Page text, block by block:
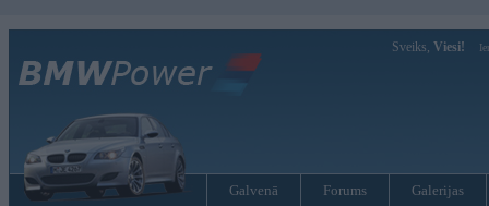
Sveiks, Viesi!
Galvenā Forums Galerijas